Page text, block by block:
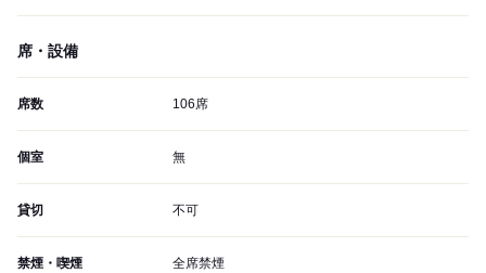
席・設備
席数 106席
個室 無
貸切 不可
禁煙・喫煙 全席禁煙